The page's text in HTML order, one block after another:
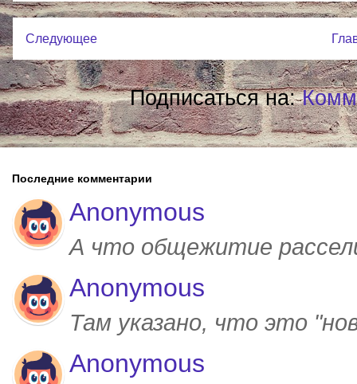
Следующее
Подписаться на:
Последние комментарии
Anonymous
А что общежитие
Anonymous
Там указано, что это
Anonymous